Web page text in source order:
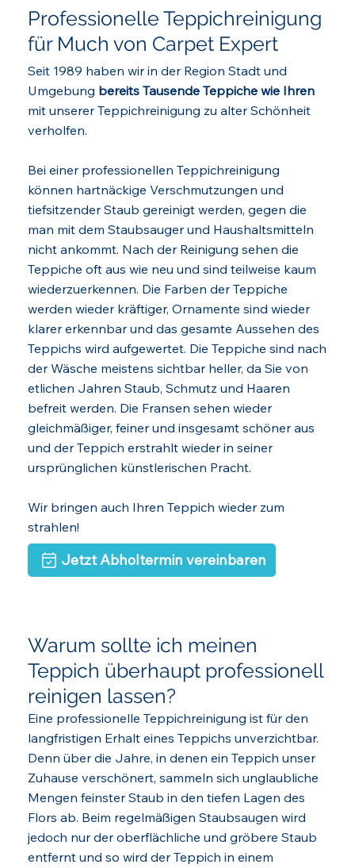
Professionelle Teppichreinigung
für Much von Carpet Expert
Seit 1989 haben wir in der Region Stadt und
Umgebung bereits Tausende Teppiche wie Ihren
mit unserer Teppichreinigung zu alter Schönheit
verholfen.
Bei einer professionellen Teppichreinigung
können hartnäckige Verschmutzungen und
tiefsitzender Staub gereinigt werden, gegen die
man mit dem Staubsauger und Haushaltsmitteln
nicht ankommt. Nach der Reinigung sehen die
Teppiche oft aus wie neu und sind teilweise kaum
wiederzuerkennen. Die Farben der Teppiche
werden wieder kräftiger, Ornamente sind wieder
klarer erkennbar und das gesamte Aussehen des
Teppichs wird aufgewertet. Die Teppiche sind nach
der Wäsche meistens sichtbar heller, da Sie von
etlichen Jahren Staub, Schmutz und Haaren
befreit werden. Die Fransen sehen wieder
gleichmäßiger, feiner und insgesamt schöner aus
und der Teppich erstrahlt wieder in seiner
ursprünglichen künstlerischen Pracht.
Wir bringen auch Ihren Teppich wieder zum
strahlen!
Jetzt Abholtermin vereinbaren
Warum sollte ich meinen
Teppich überhaupt professionell
reinigen lassen?
Eine professionelle Teppichreinigung ist für den
langfristigen Erhalt eines Teppichs unverzichtbar.
Denn über die Jahre, in denen ein Teppich unser
Zuhause verschönert, sammeln sich unglaubliche
Mengen feinster Staub in den tiefen Lagen des
Flors ab. Beim regelmäßigen Staubsaugen wird
jedoch nur der oberflächliche und gröbere Staub
entfernt und so wird der Teppich in einem